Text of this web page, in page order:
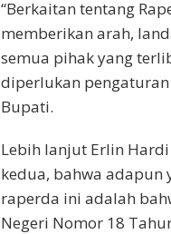
“Berkaitan tentang
memberikan arah,
semua pihak yang
diperlukan pengaturan
Bupati.
Lebih lanjut Erlin
kedua, bahwa adapun
raperda ini adalah
Negeri Nomor 18